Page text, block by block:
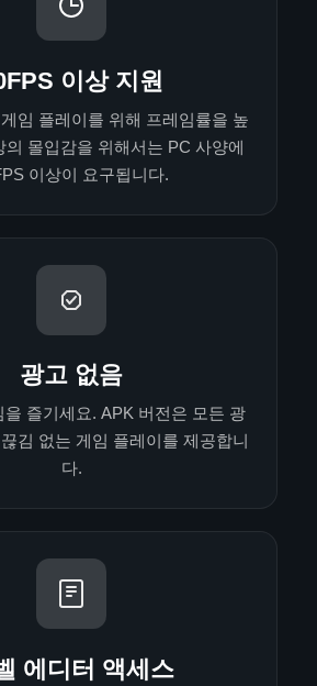
이상 지원
임 플레이를 위해 프레임률을 높
의 몰입감을 위해서는 PC 사양에
이상이 요구됩니다.
광고 없음
을 즐기세요. APK 버전은 모든 광
김 없는 게임 플레이를 제공합니
다.
에디터 액세스